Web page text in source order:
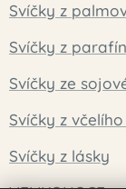
Svíčky z
Svíčky z
Svíčky ze
Svíčky z
Svíčky z lásky